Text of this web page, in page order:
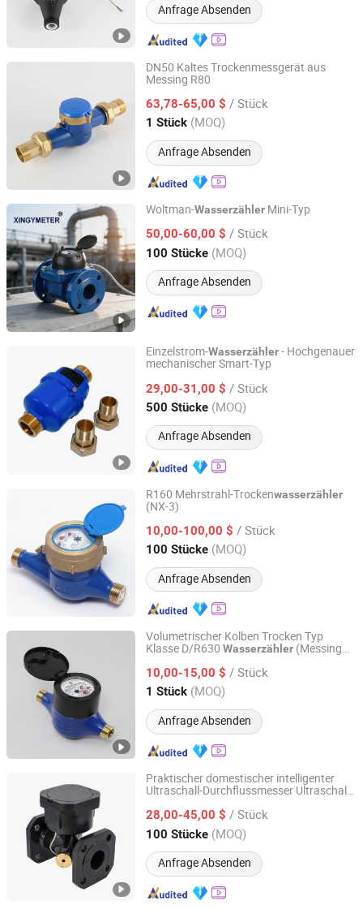
Anfrage Absenden
DN50 Kaltes Trockenmessgerät aus
Messing R80
63,78-65,00 $ / Stück
1 Stück (MOQ)
Anfrage Absenden
Ningbo Yuxing Water Meter Company Limited
Zhejiang, China Seit 2024
Woltman-Wasserzähler Mini-Typ
50,00-60,00 $ / Stück
100 Stücke (MOQ)
Anfrage Absenden
Ningbo Xingyuan Meter Technology Co., Ltd.
Zhejiang, China Seit 2021
Einzelstrom-Wasserzähler- Hochgenauer
mechanischer Smart-Typ
29,00-31,00 $ / Stück
500 Stücke (MOQ)
Anfrage Absenden
Shandong Rongxian Instrument Technology Co., Ltd.
Shandong, China Seit 2025
R160 Mehrstrahl-Trockenwasserzähler
(NX-3)
10,00-100,00 $ / Stück
100 Stücke (MOQ)
Anfrage Absenden
Ningbo Ningxin Meter Technology Co., Ltd.
Zhejiang, China Seit 2020
Volumetrischer Kolben Trocken Typ
Klasse D/R630 Wasserzähler (Messing
10,00-15,00 $ / Stück
1 Stück (MOQ)
Anfrage Absenden
NINGBO WATER METER(GROUP) CO., LTD.
Zhejiang, China Seit 2014
Praktischer domestischer intelligenter
Ultraschall-Durchflussmesser Ultraschall-
28,00-45,00 $ / Stück
100 Stücke (MOQ)
Anfrage Absenden
Shandong Ruiyang Instrument Technology Co., Ltd.
Shandong, China Seit 2026